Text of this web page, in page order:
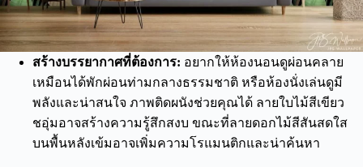
สร้างบรรยากาศที่ต้องการ: อยากให้ห้องนอนดูผ่อนคลาย
เหมือนได้พักผ่อนท่ามกลางธรรมชาติ หรือห้องนั่งเล่นดูมี
พลังและน่าสนใจ ภาพติดผนังช่วยคุณได้ ลายใบไม้สีเขียว
ชอุ่มอาจสร้างความรู้สึกสงบ ขณะที่ลายดอกไม้สีสันสดใส
บนพื้นหลังเข้มอาจเพิ่มความโรแมนติกและน่าค้นหา